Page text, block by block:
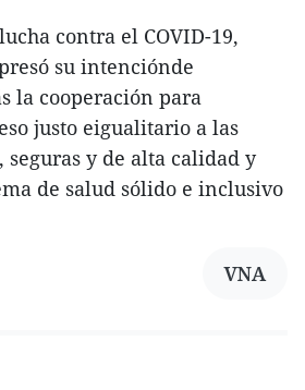
contra el COVID-19,
su intenciónde
la cooperación para
justo eigualitario a las
seguras y de alta calidad y
de salud sólido e inclusivo
VNA